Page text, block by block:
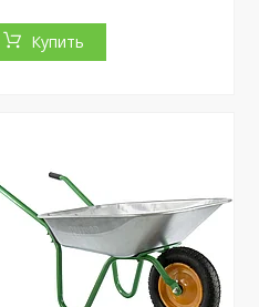
Купить